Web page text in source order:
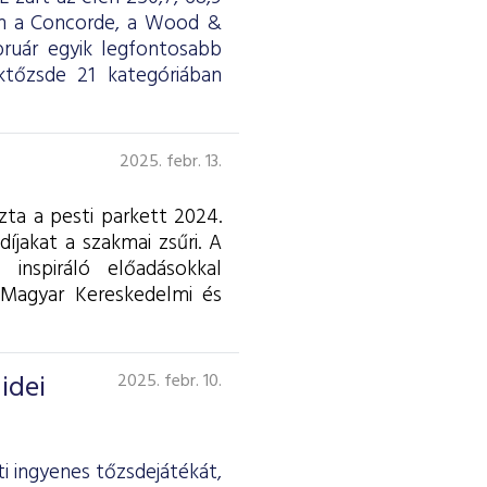
a Concorde, a Wood &
egyik legfontosabb
21 kategóriában
2025. febr. 13.
a pesti parkett 2024.
a szakmai zsűri. A
előadásokkal
Kereskedelmi és
2025. febr. 10.
ingyenes tőzsdejátékát,